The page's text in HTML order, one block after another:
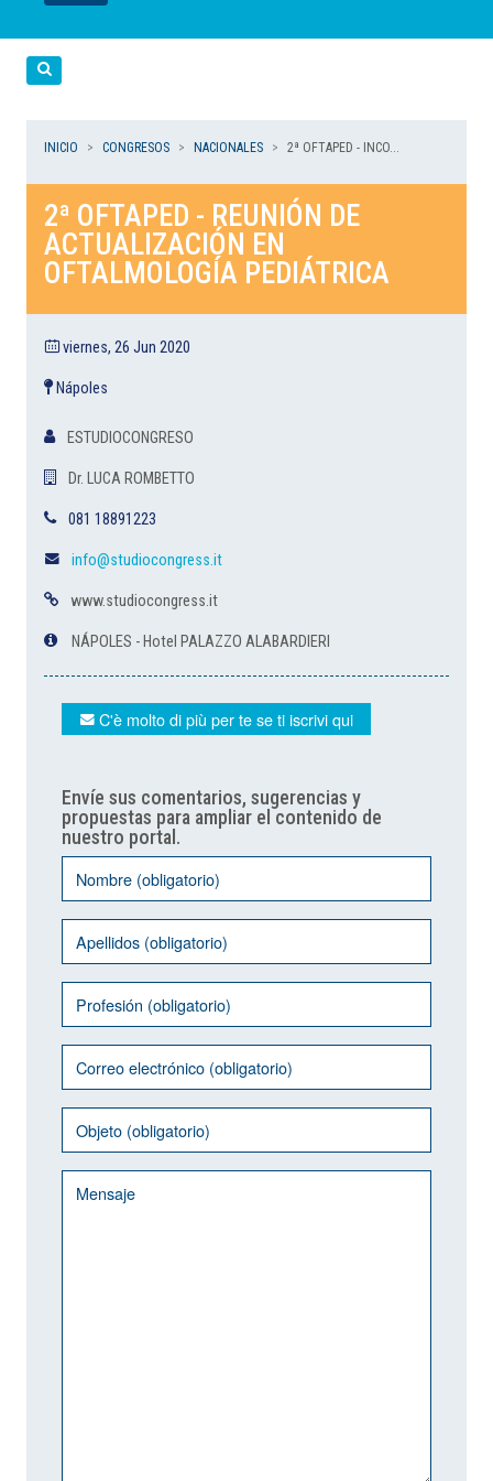
LEER
LEER
LEER
LEER
LEER
INICIO CONGRESOS NACIONALES 2ª OFTAPED - INCO...
2ª OFTAPED - REUNIÓN DE
ACTUALIZACIÓN EN
OFTALMOLOGÍA PEDIÁTRICA
viernes, 26 Jun 2020
Nápoles
ESTUDIOCONGRESO
Dr. LUCA ROMBETTO
081 18891223
info@studiocongress.it
www.studiocongress.it
NÁPOLES - Hotel PALAZZO ALABARDIERI
C'è molto di più per te se ti iscrivi qui
Envíe sus comentarios, sugerencias y
propuestas para ampliar el contenido de
nuestro portal.